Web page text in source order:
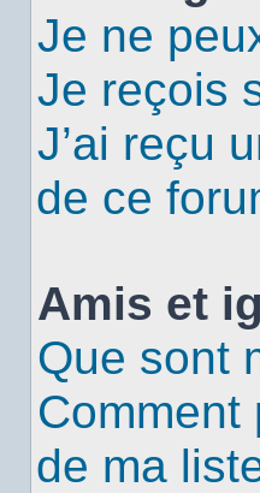
Je ne
Je reçois
J’ai reçu
de ce
Amis et
Que sont
Comment
de ma